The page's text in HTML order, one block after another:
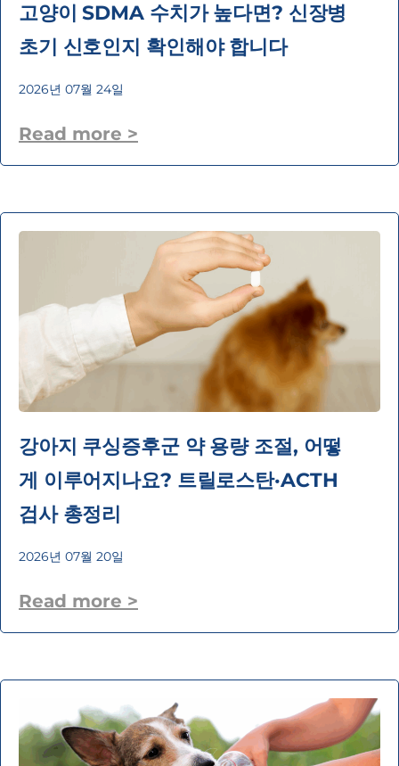
고양이 SDMA 수치가 높다면? 신장병
초기 신호인지 확인해야 합니다
2026년 07월 24일
Read more >
강아지 쿠싱증후군 약 용량 조절, 어떻
게 이루어지나요? 트릴로스탄·ACTH
검사 총정리
2026년 07월 20일
Read more >